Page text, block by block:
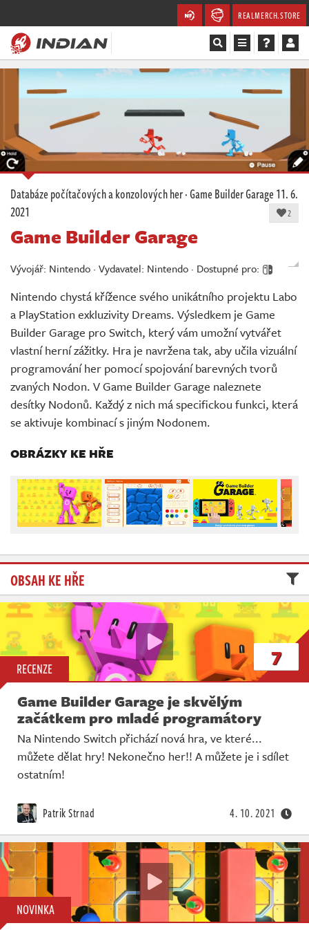
REALMERCH.STORE
Magazín
Videa
Soutěže
Databáze
Komunita
Redakce
Živě
Databáze počítačových a konzolových her·Game Builder Garage11. 6.
2021
2
Game Builder Garage
Vývojář: Nintendo · Vydavatel: Nintendo · Dostupné pro:
Nintendo chystá křížence svého unikátního projektu Labo
a PlayStation exkluzivity Dreams. Výsledkem je Game
Builder Garage pro Switch, který vám umožní vytvářet
vlastní herní zážitky. Hra je navržena tak, aby učila vizuální
programování her pomocí spojování barevných tvorů
zvaných Nodon. V Game Builder Garage naleznete
desítky Nodonů. Každý z nich má specifickou funkci, která
se aktivuje kombinací s jiným Nodonem.
OBRÁZKY KE HŘE
OBSAH KE HŘE
RECENZE 7
Game Builder Garage je skvělým
začátkem pro mladé programátory
Na Nintendo Switch přichází nová hra, ve které...
můžete dělat hry! Nekonečno her!! A můžete je i sdílet
ostatním!
Patrik Strnad 4. 10. 2021
NOVINKA